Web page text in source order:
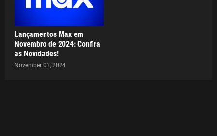
Lançamentos Max em
Novembro de 2024: Confira
as Novidades!
November 01, 2024